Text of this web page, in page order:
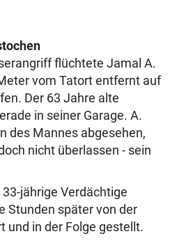
flüchtete Jamal A.
vom Tatort entfernt auf
Der 63 Jahre alte
in seiner Garage. A.
des Mannes abgesehen,
nicht überlassen - sein
jährige Verdächtige
Stunden später von der
und in der Folge gestellt.